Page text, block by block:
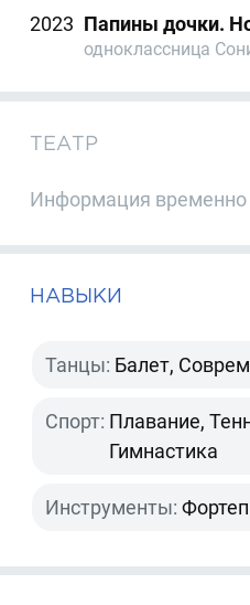
2023 Папины дочки.
одноклассница
ТЕАТР
Информация временно
НАВЫКИ
Танцы: Балет,
Спорт: Плавание,
Гимнастика
Инструменты: